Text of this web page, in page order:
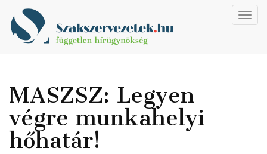
MASZSZ: Legyen
végre munkahelyi
hőhatár!